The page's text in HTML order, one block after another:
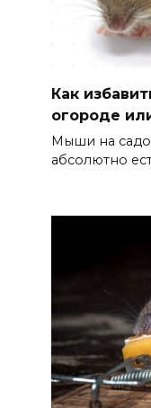
Как
огороде
Мыши на
абсолютно